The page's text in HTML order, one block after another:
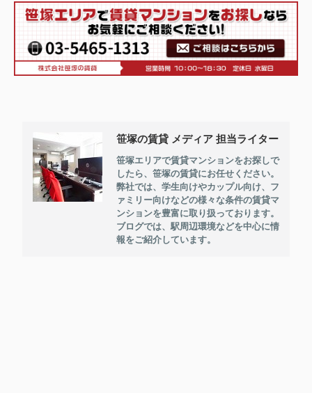
笹塚の賃貸 メディア 担当ライター
笹塚エリアで賃貸マンションをお探しで
したら、笹塚の賃貸にお任せください。
弊社では、学生向けやカップル向け、フ
ァミリー向けなどの様々な条件の賃貸マ
ンションを豊富に取り扱っております。
ブログでは、駅周辺環境などを中心に情
報をご紹介しています。